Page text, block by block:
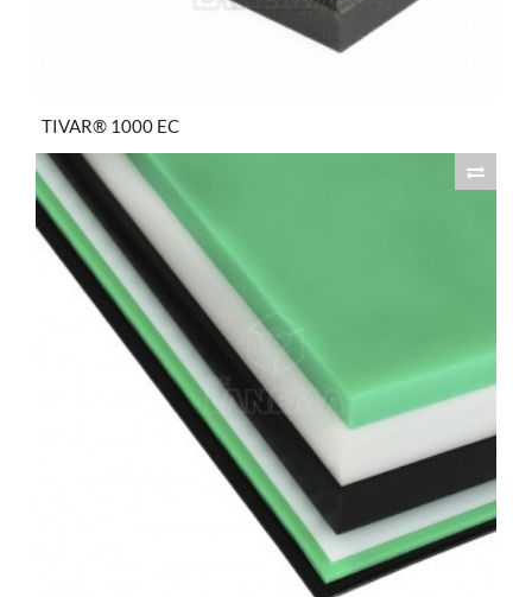
TIVAR® 1000 EC